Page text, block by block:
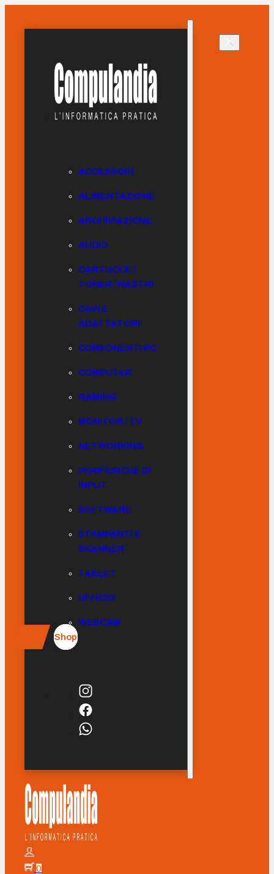
ACCESSORI
ALIMENTAZIONE
ARCHIVIAZIONE
AUDIO
CARTUCCE /
TONER / NASTRI
CAVI E
ADATTATORI
COMPONENTI PC
COMPUTER
GAMING
MONITOR / TV
NETWORKING
PERIFERICHE DI
INPUT
SOFTWARE
STAMPANTI E
SCANNER
TABLET
UFFICIO
WEBCAM
Shop
0